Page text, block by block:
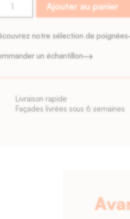
Ajouter au panier
notre sélection de poignées
un échantillon
Livraison rapide
Façades livrées sous 6 semaines